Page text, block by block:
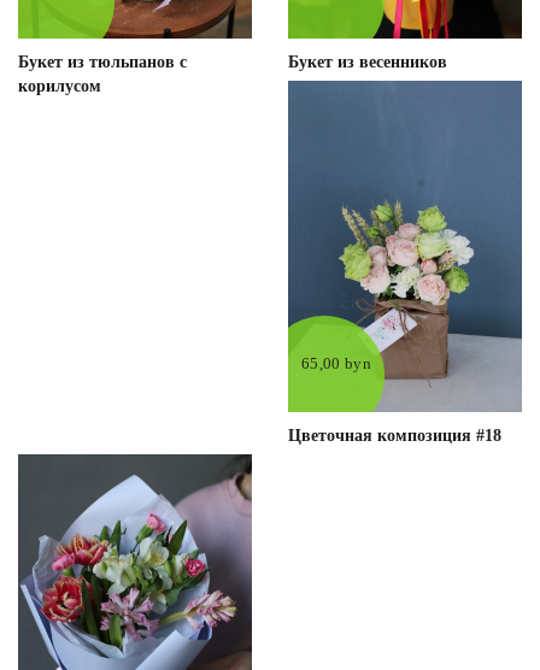
Букет из тюльпанов c
корилусом
Букет из весенников
65,00 byn
Цветочная композиция #18